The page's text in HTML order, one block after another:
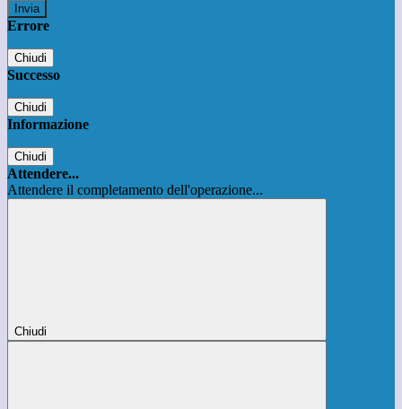
Errore
Chiudi
Successo
Chiudi
Informazione
Chiudi
Attendere...
Attendere il completamento dell'operazione...
Chiudi